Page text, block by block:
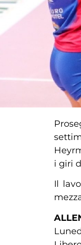
i giri
Il